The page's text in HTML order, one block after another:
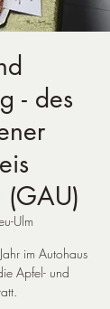
- des
(GAU)
Ulm
im Autohaus
Apfel- und